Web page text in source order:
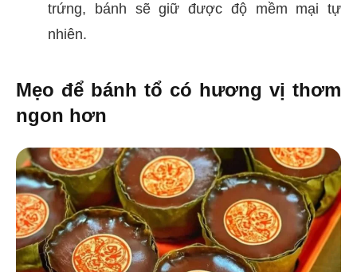
trứng, bánh sẽ giữ được độ mềm mại tự
nhiên.
Mẹo để bánh tổ có hương vị thơm
ngon hơn